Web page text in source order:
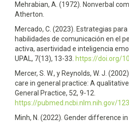
Mehrabian, A. (1972). Nonverbal
Atherton.
Mercado, C. (2023). Estrategias
habilidades de comunicación en el
activa, asertividad e inteligencia
UPAL, 7(13), 13-33. https://doi.org/
Mercer, S. W., y Reynolds, W. J.
care in general practice: A
General Practice, 52, 9-12.
https://pubmed.ncbi.nlm.nih.gov/
Minh, N. (2022). Gender difference